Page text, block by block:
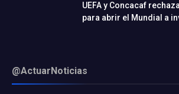
UEFA y Concacaf
para abrir el Mundial a
@ActuarNoticias